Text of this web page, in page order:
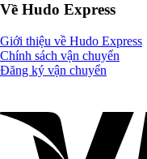
Về Hudo Express
Giới thiệu về Hudo Express
Chính sách vận chuyển
Đăng ký vận chuyển